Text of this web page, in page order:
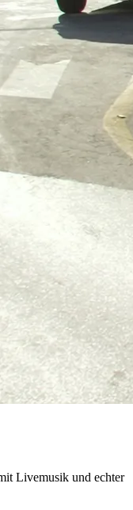
Livemusik und echter